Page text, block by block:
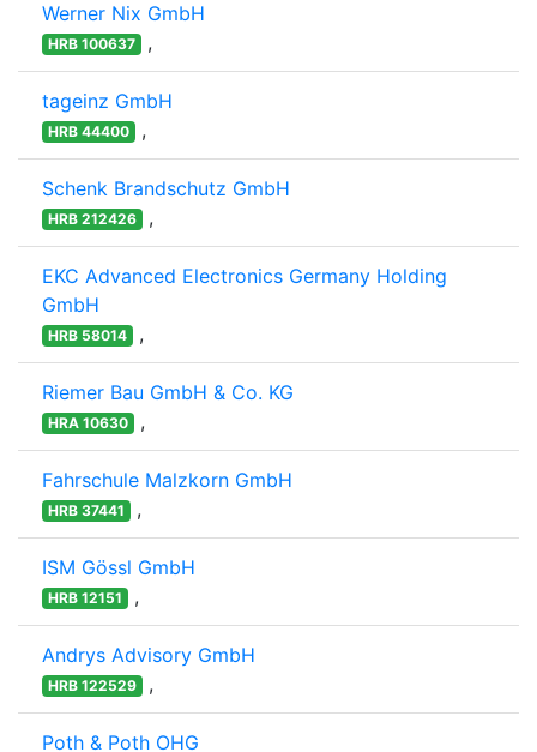
Werner Nix GmbH
HRB 100637 ,
tageinz GmbH
HRB 44400 ,
Schenk Brandschutz GmbH
HRB 212426 ,
EKC Advanced Electronics Germany Holding
GmbH
HRB 58014 ,
Riemer Bau GmbH & Co. KG
HRA 10630 ,
Fahrschule Malzkorn GmbH
HRB 37441 ,
ISM Gössl GmbH
HRB 12151 ,
Andrys Advisory GmbH
HRB 122529 ,
Poth & Poth OHG